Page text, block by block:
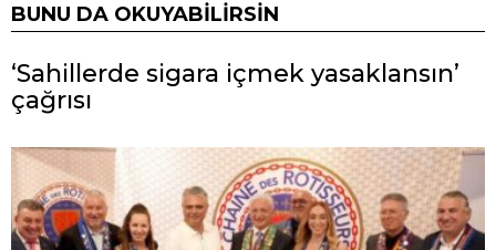
BUNU DA OKUYABILIRSIN
‘Sahillerde sigara içmek yasaklansın’
çağrısı